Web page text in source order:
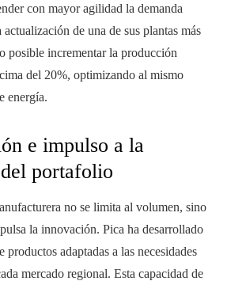
con mayor agilidad la demanda
de una de sus plantas más
posible incrementar la producción
del 20%, optimizando al mismo
energía.
e impulso a la
portafolio
no se limita al volumen, sino
la innovación. Pica ha desarrollado
productos adaptadas a las necesidades
mercado regional. Esta capacidad de